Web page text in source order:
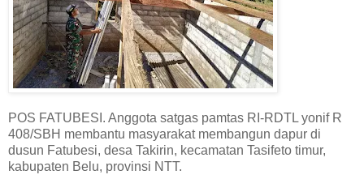
POS FATUBESI. Anggota satgas pamtas RI-RDTL yonif R
408/SBH membantu masyarakat membangun dapur di
dusun Fatubesi, desa Takirin, kecamatan Tasifeto timur,
kabupaten Belu, provinsi NTT.